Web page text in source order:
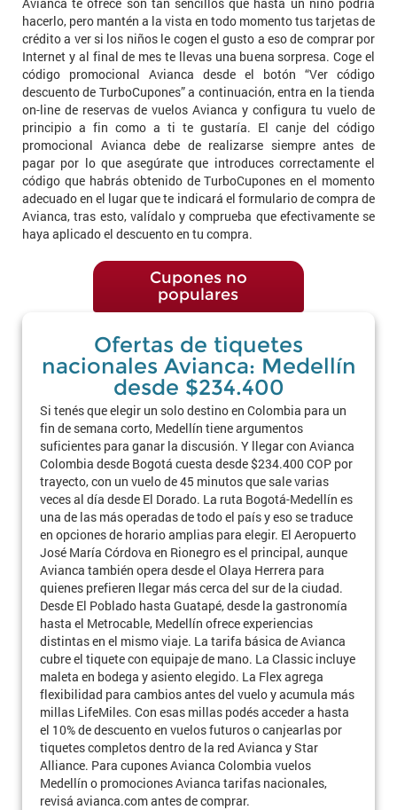
hacerlo, pero mantén a la vista en todo momento tus tarjetas de
crédito a ver si los niños le cogen el gusto a eso de comprar por
Internet y al final de mes te llevas una buena sorpresa. Coge el
código promocional Avianca desde el botón “Ver código
descuento de TurboCupones” a continuación, entra en la tienda
on-line de reservas de vuelos Avianca y configura tu vuelo de
principio a fin como a ti te gustaría. El canje del código
promocional Avianca debe de realizarse siempre antes de
pagar por lo que asegúrate que introduces correctamente el
código que habrás obtenido de TurboCupones en el momento
adecuado en el lugar que te indicará el formulario de compra de
Avianca, tras esto, valídalo y comprueba que efectivamente se
haya aplicado el descuento en tu compra.
Cupones no
populares
Ofertas de tiquetes
nacionales Avianca: Medellín
desde $234.400
Si tenés que elegir un solo destino en Colombia para un
fin de semana corto, Medellín tiene argumentos
suficientes para ganar la discusión. Y llegar con Avianca
Colombia desde Bogotá cuesta desde $234.400 COP por
trayecto, con un vuelo de 45 minutos que sale varias
veces al día desde El Dorado. La ruta Bogotá-Medellín es
una de las más operadas de todo el país y eso se traduce
en opciones de horario amplias para elegir. El Aeropuerto
José María Córdova en Rionegro es el principal, aunque
Avianca también opera desde el Olaya Herrera para
quienes prefieren llegar más cerca del sur de la ciudad.
Desde El Poblado hasta Guatapé, desde la gastronomía
hasta el Metrocable, Medellín ofrece experiencias
distintas en el mismo viaje. La tarifa básica de Avianca
cubre el tiquete con equipaje de mano. La Classic incluye
maleta en bodega y asiento elegido. La Flex agrega
flexibilidad para cambios antes del vuelo y acumula más
millas LifeMiles. Con esas millas podés acceder a hasta
el 10% de descuento en vuelos futuros o canjearlas por
tiquetes completos dentro de la red Avianca y Star
Alliance. Para cupones Avianca Colombia vuelos
Medellín o promociones Avianca tarifas nacionales,
revisá avianca.com antes de comprar.